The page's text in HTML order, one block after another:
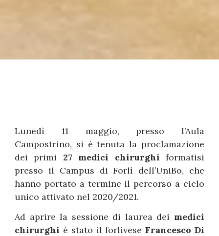
Lunedì 11 maggio, presso l’Aula
Campostrino, si è tenuta la proclamazione
dei primi 27 medici chirurghi formatisi
presso il Campus di Forlì dell’UniBo, che
hanno portato a termine il percorso a ciclo
unico attivato nel 2020/2021.
Ad aprire la sessione di laurea dei medici
chirurghi è stato il forliveseFrancesco Di